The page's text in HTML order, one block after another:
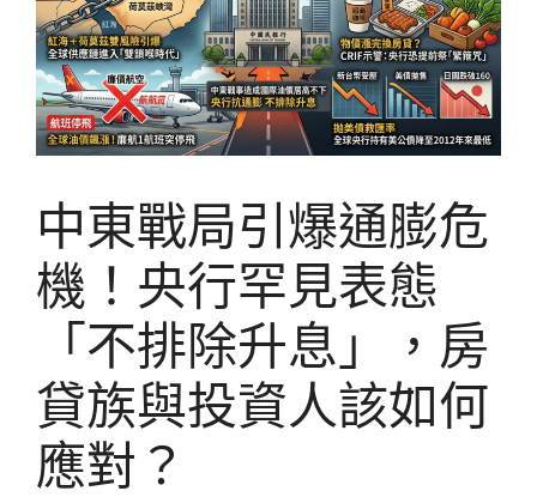
中東戰局引爆通膨危
機！央行罕見表態
「不排除升息」，房
貸族與投資人該如何
應對？